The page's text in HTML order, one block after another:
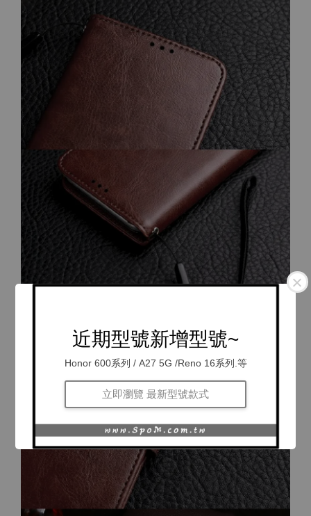
近期型號新增型號~
Honor 600系列 / A27 5G /Reno 16系列.等
立即瀏覽 最新型號款式